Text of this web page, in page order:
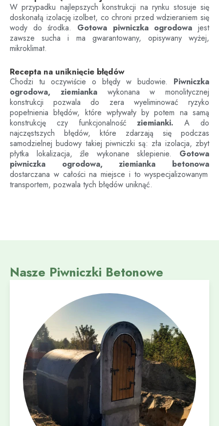
W przypadku najlepszych konstrukcji na rynku stosuje się
doskonałą izolację izolbet, co chroni przed wdzieraniem się
wody do środka. Gotowa piwniczka ogrodowa jest
zawsze sucha i ma gwarantowany, opisywany wyżej,
mikroklimat.
Recepta na uniknięcie błędów
Chodzi tu oczywiście o błędy w budowie. Piwniczka
ogrodowa, ziemiankawykonana w monolitycznej
konstrukcji pozwala do zera wyeliminować ryzyko
popełnienia błędów, które wpływały by potem na samą
konstrukcję czy funkcjonalnośćziemianki. A do
najczęstszych błędów, które zdarzają się podczas
samodzielnej budowy takiej piwniczki są: zła izolacja, zbyt
płytka lokalizacja, źle wykonane sklepienie. Gotowa
piwniczka ogrodowa, ziemianka betonowa
dostarczana w całości na miejsce i to wyspecjalizowanym
transportem, pozwala tych błędów uniknąć.
Nasze Piwniczki Betonowe